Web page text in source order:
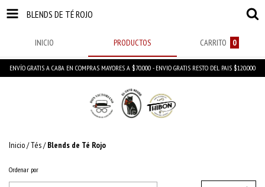
BLENDS DE TÉ ROJO
INICIO PRODUCTOS CARRITO 0
ENVÍO GRATIS A CABA EN COMPRAS MAYORES A $70.000 - ENVIO GRATIS RESTO DEL PAIS $120.000
Inicio/Tés/ Blends de Té Rojo
Ordenar por